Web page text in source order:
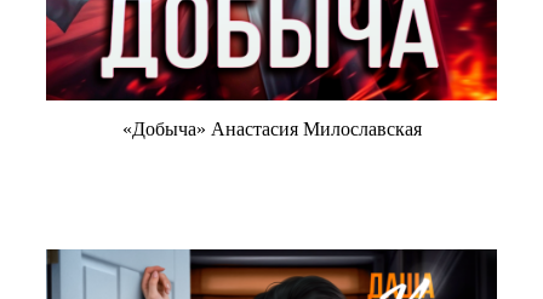
«Добыча» Анастасия Милославская